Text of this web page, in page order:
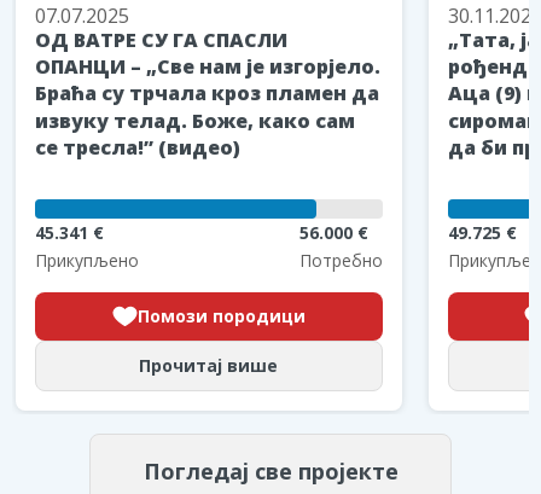
07.07.2025
ОД ВАТРЕ СУ ГА СПАСЛИ
ОПАНЦИ – „Све нам је изгорјело.
Браћа су трчала кроз пламен да
извуку телад. Боже, како сам
се тресла!” (видео)
45.341 €
Прикупљено
56.000 €
Потребно
Помози породици
Прочитај више
30.11.2025
„Тата,
Аца (9)
да би
49.725 €
Погледај све пројекте